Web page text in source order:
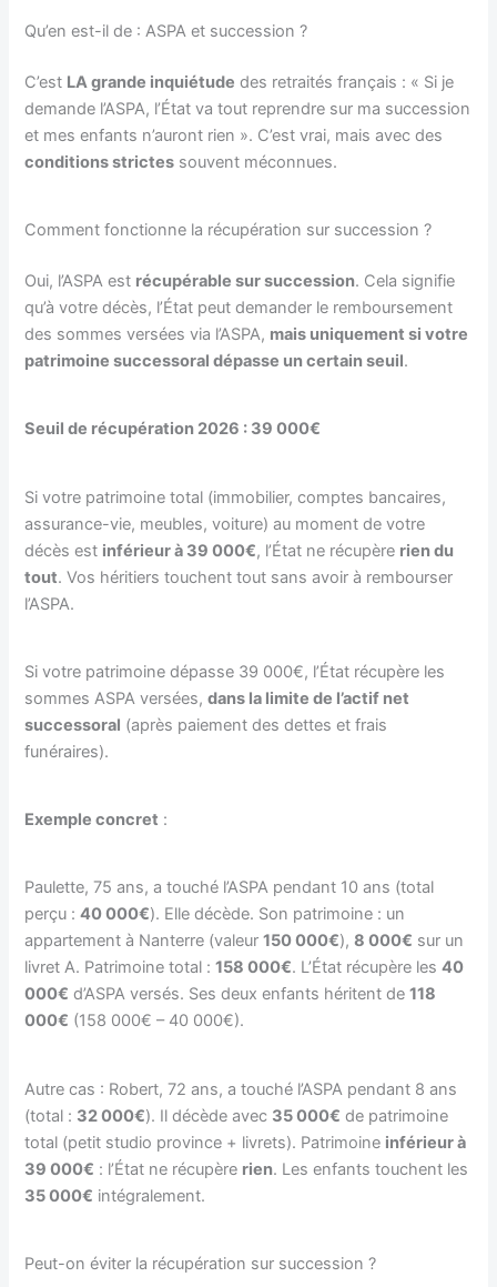
Qu’en est-il de : ASPA et succession ?
C’est LA grande inquiétude des retraités français : « Si je
demande l’ASPA, l’État va tout reprendre sur ma succession
et mes enfants n’auront rien ». C’est vrai, mais avec des
conditions strictes souvent méconnues.
Comment fonctionne la récupération sur succession ?
Oui, l’ASPA est récupérable sur succession. Cela signifie
qu’à votre décès, l’État peut demander le remboursement
des sommes versées via l’ASPA, mais uniquement si votre
patrimoine successoral dépasse un certain seuil.
Seuil de récupération 2026 : 39 000€
Si votre patrimoine total (immobilier, comptes bancaires,
assurance-vie, meubles, voiture) au moment de votre
décès est inférieur à 39 000€, l’État ne récupère rien du
tout. Vos héritiers touchent tout sans avoir à rembourser
l’ASPA.
Si votre patrimoine dépasse 39 000€, l’État récupère les
sommes ASPA versées,dans la limite de l’actif net
successoral (après paiement des dettes et frais
funéraires).
Exemple concret :
Paulette, 75 ans, a touché l’ASPA pendant 10 ans (total
perçu :40 000€). Elle décède. Son patrimoine : un
appartement à Nanterre (valeur150 000€),8 000€ sur un
livret A. Patrimoine total :158 000€. L’État récupère les40
000€ d’ASPA versés. Ses deux enfants héritent de118
000€ (158 000€ – 40 000€).
Autre cas : Robert, 72 ans, a touché l’ASPA pendant 8 ans
(total : 32 000€). Il décède avec 35 000€ de patrimoine
total (petit studio province + livrets). Patrimoine inférieur à
39 000€ : l’État ne récupère rien. Les enfants touchent les
35 000€ intégralement.
Peut-on éviter la récupération sur succession ?